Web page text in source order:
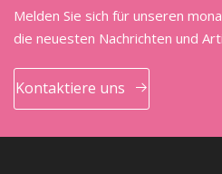
Melden Sie sich für unseren
die neuesten Nachrichten und
Kontaktiere uns